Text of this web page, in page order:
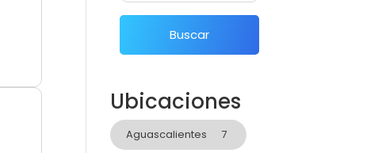
Buscar
Ubicaciones
Aguascalientes 7